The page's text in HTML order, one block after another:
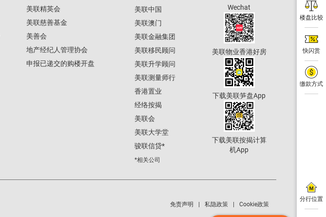
楼盘比较
快闪赏
缴款方式
分行位置
美联精英会
美联慈善基金
美善会
地产经纪人管理协会
申报已递交的购楼开盘
美联中国
美联澳门
美联金融集团
美联移民顾问
美联升学顾问
美联测量师行
香港置业
经络按揭
美联会
美联大学堂
骏联信贷*
*相关公司
Wechat
美联物业香港好房
下载美联笋盘App
下载美联按揭计算
机App
免责声明 私隐政策 Cookie政策